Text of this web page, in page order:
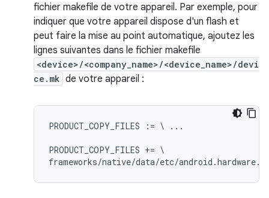
fichier makefile de votre appareil. Par exemple, pour
indiquer que votre appareil dispose d'un flash et
peut faire la mise au point automatique, ajoutez les
lignes suivantes dans le fichier makefile
<device>/<company_name>/<device_name>/devi
ce.mk de votre appareil :
PRODUCT_COPY_FILES := \ ...
PRODUCT_COPY_FILES += \